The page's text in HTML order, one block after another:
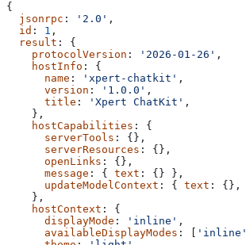
{
  jsonrpc
: '2.0' ,
  id
: 1 ,
  result
: {
    protocolVersion
: '2026-01-26' ,
    hostInfo
: {
      name
: 'xpert-chatkit' ,
      version
: '1.0.0' ,
      title
: 'Xpert ChatKit' ,
    },
    hostCapabilities
: {
      serverTools
: {},
      serverResources
: {},
      openLinks
: {},
      message
: { text : {} },
      updateModelContext
: { text : {},
    },
    hostContext
: {
      displayMode
: 'inline' ,
      availableDisplayModes
: [ 'inline'